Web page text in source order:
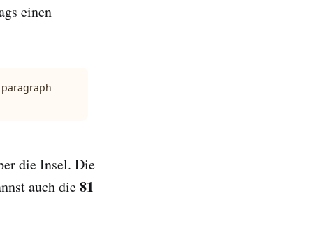
einen
die Insel. Die
auch die81